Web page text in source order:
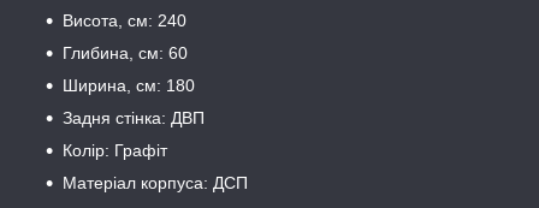
Висота, см: 240
Глибина, см: 60
Ширина, см: 180
Задня стінка: ДВП
Колір: Графіт
Матеріал корпуса: ДСП